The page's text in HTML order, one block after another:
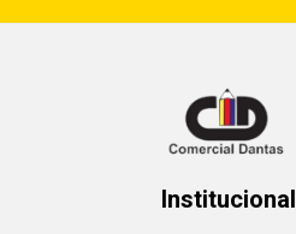
Institucional